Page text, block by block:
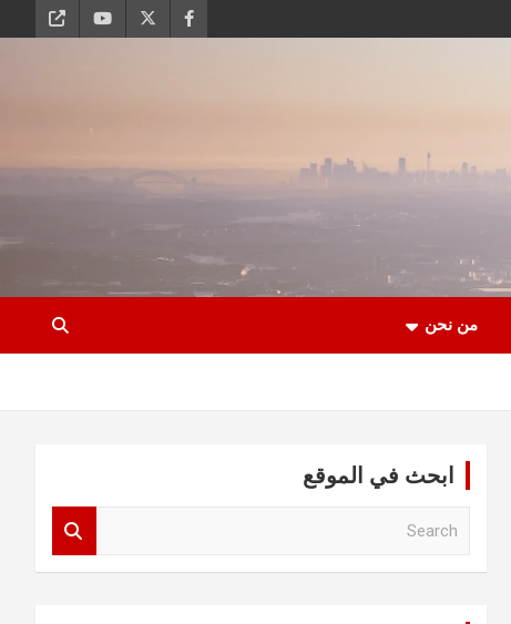
من نحن
ابحث في الموقع